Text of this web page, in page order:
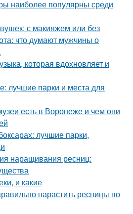
наиболее популярны среди
с макияжем или без
что думают мужчины о
которая вдохновляет и
лучшие парки и места для
есть в Воронеже и чем они
лучшие парки,
наращивания ресниц:
и какие
нарастить ресницы по